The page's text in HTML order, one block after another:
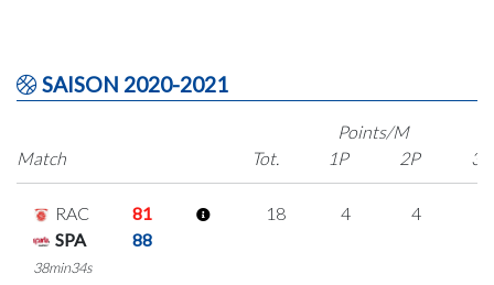
SAISON 2020-2021
Match
Points/M
Tot.
1P 2P 3P
RAC
81
SPA
88
38min34s
18 4 4